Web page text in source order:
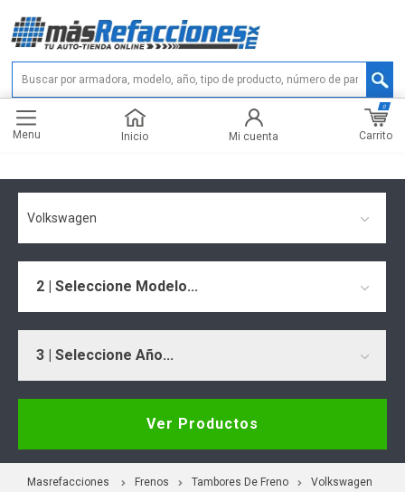
Menu Inicio Mi cuenta Carrito
0
Volkswagen
2 | Seleccione Modelo...
3 | Seleccione Año...
Ver Productos
Masrefacciones Frenos Tambores De Freno
Volkswagen